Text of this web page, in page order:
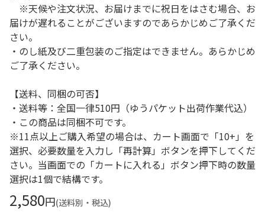
※天候や注文状況、お届けまでに祝日をはさむ場合、お
届けが遅れることがございますのであらかじめご了承くだ
さい。
・のし紙及び二重包装のご指定はできません。あらかじめ
ご了承ください。
【送料、同梱の可否】
・送料等：全国一律510円（ゆうパケット出荷作業代込）
・この商品は同梱不可です。
※11点以上ご購入希望の場合は、カート画面で「10+」を
選択、必要数量を入力し「再計算」ボタンを押下してくだ
さい。当画面での「カートに入れる」ボタン押下時の数量
選択は1個で結構です。
2,580円(送料別・税込)